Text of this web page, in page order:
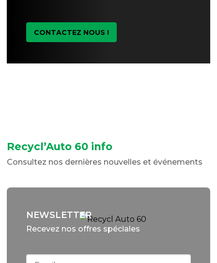
CONTACTEZ NOUS !
Recycl’Auto 60 info
Consultez nos dernières nouvelles et événements
NEWSLETTER
Recevez nos offres spéciales